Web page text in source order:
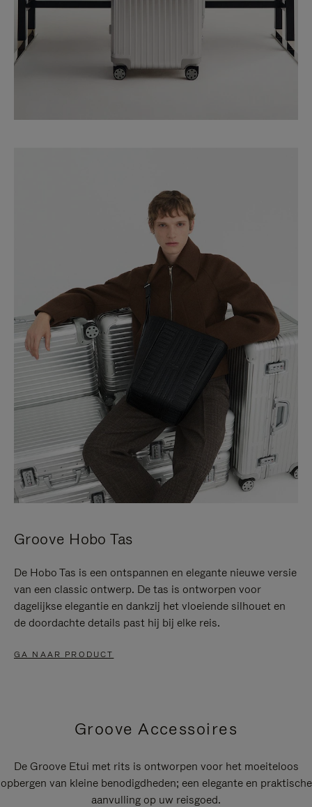
Groove Hobo Tas
De Hobo Tas is een ontspannen en elegante nieuwe versie
van een classic ontwerp. De tas is ontworpen voor
dagelijkse elegantie en dankzij het vloeiende silhouet en
de doordachte details past hij bij elke reis.
GA NAAR PRODUCT
Groove Accessoires
De Groove Etui met rits is ontworpen voor het moeiteloos
opbergen van kleine benodigdheden; een elegante en praktische
aanvulling op uw reisgoed.